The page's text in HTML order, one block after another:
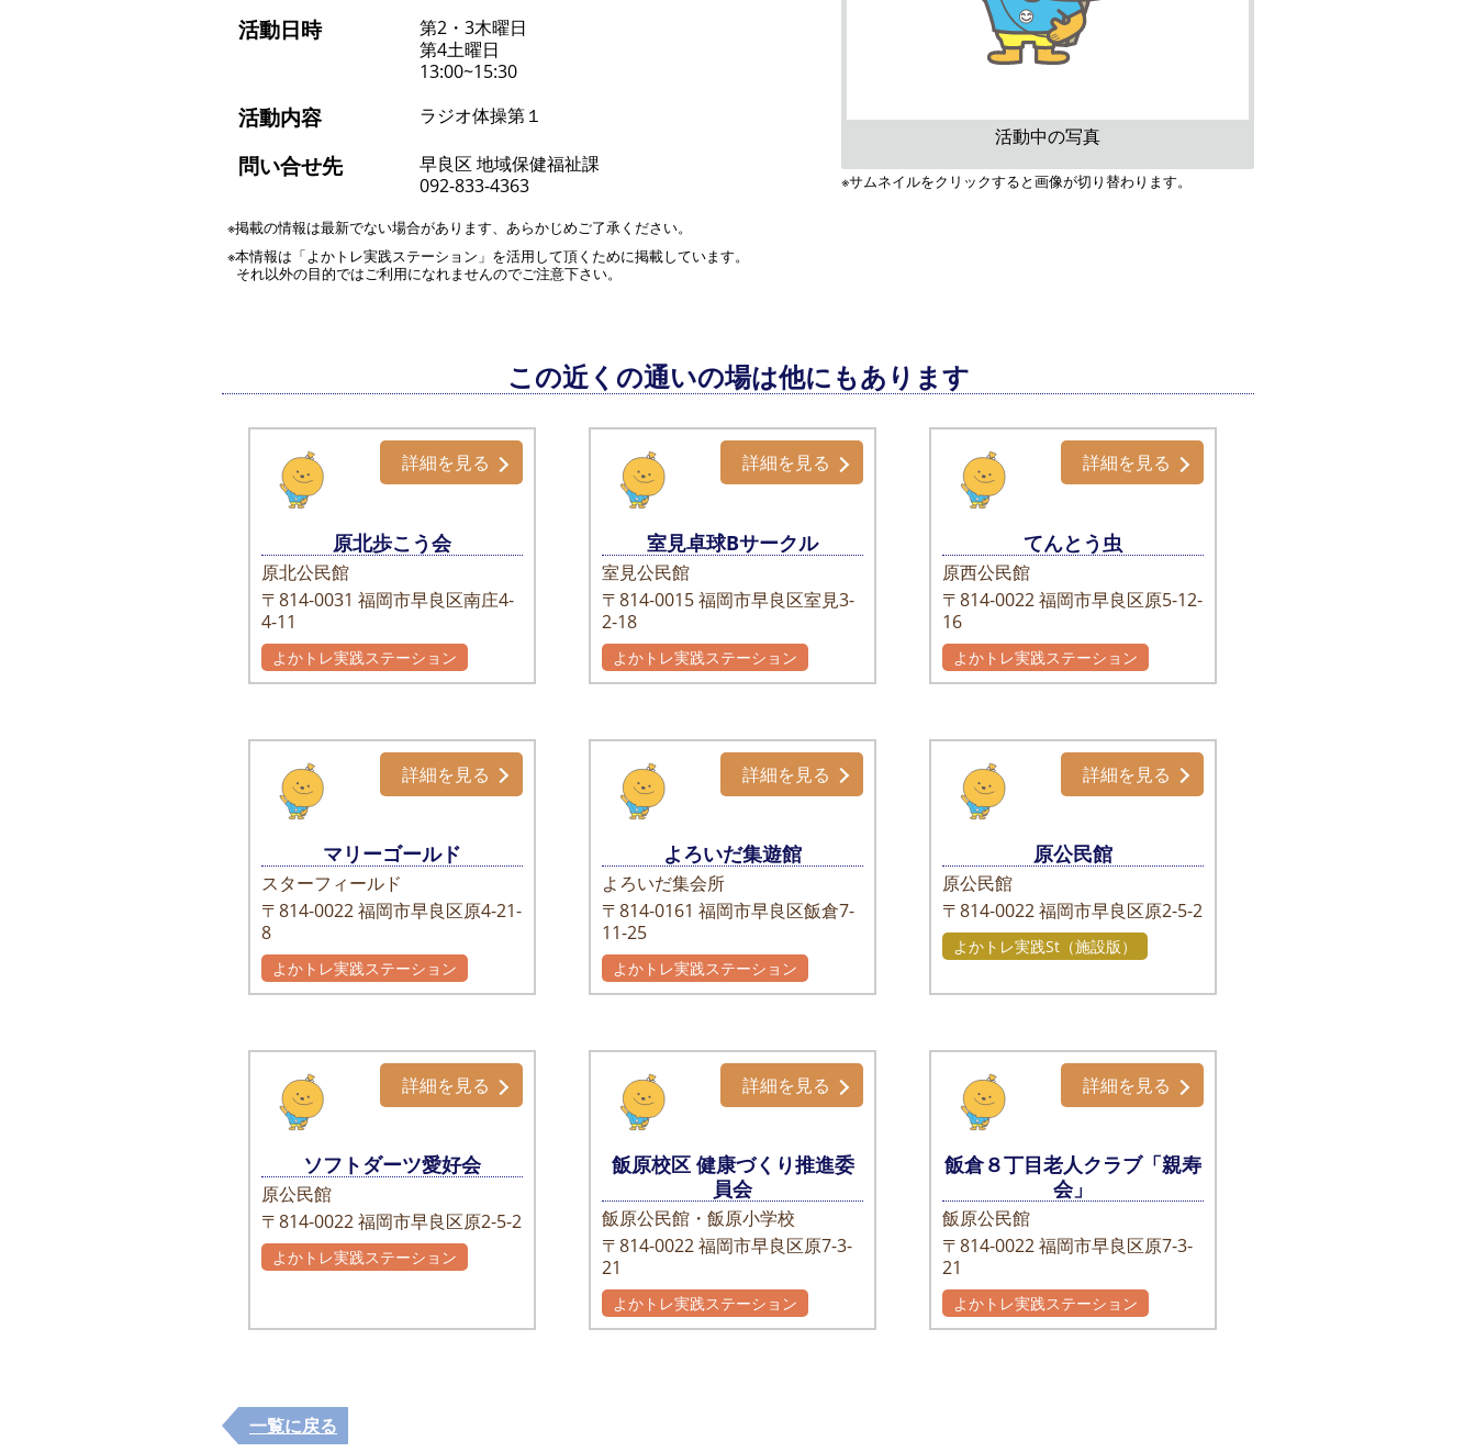
活動日時
第2・3木曜日
第4土曜日
13:00~15:30
活動内容 ラジオ体操第１
問い合せ先
早良区 地域保健福祉課
092-833-4363
※掲載の情報は最新でない場合があります、あらかじめご了承ください。
※本情報は「よかトレ実践ステーション」を活用して頂くために掲載しています。
それ以外の目的ではご利用になれませんのでご注意下さい。
活動中の写真
※サムネイルをクリックすると画像が切り替わります。
この近くの通いの場は他にもあります
原北歩こう会
原北公民館
〒814-0031 福岡市早良区南庄4-
4-11
詳細を見る
よかトレ実践ステーション
室見卓球Bサークル
室見公民館
〒814-0015福岡市早良区室見3-
2-18
詳細を見る
よかトレ実践ステーション
てんとう虫
原西公民館
〒814-0022 福岡市早良区原5-12-
16
詳細を見る
よかトレ実践ステーション
マリーゴールド
スターフィールド
〒814-0022福岡市早良区原4-21-
8
詳細を見る
よかトレ実践ステーション
よろいだ集遊館
よろいだ集会所
〒814-0161 福岡市早良区飯倉7-
11-25
詳細を見る
よかトレ実践ステーション
原公民館
原公民館
〒814-0022 福岡市早良区原2-5-2
詳細を見る
よかトレ実践St（施設版）
ソフトダーツ愛好会
原公民館
〒814-0022福岡市早良区原2-5-2
詳細を見る
よかトレ実践ステーション
飯原校区 健康づくり推進委
員会
飯原公民館・飯原小学校
〒814-0022福岡市早良区原7-3-
21
詳細を見る
よかトレ実践ステーション
飯倉８丁目老人クラブ「親寿
会」
飯原公民館
〒814-0022 福岡市早良区原7-3-
21
詳細を見る
よかトレ実践ステーション
一覧に戻る